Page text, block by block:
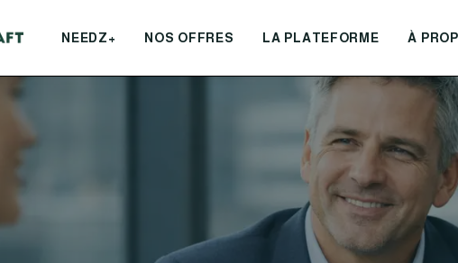
NEEDZ+ NOS OFFRES LA PLATEFORME À